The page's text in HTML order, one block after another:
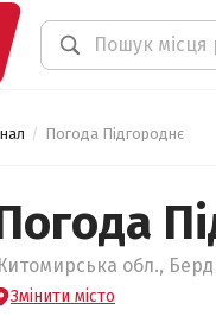
Погода Підгороднє
обл.,
Змінити місто